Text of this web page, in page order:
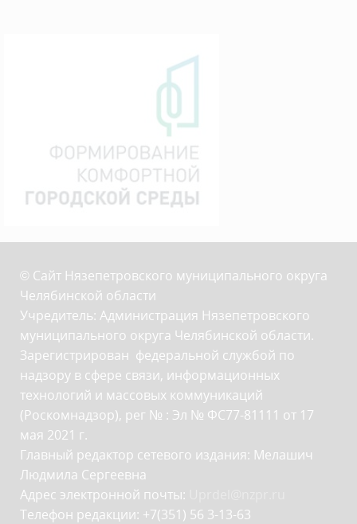
© Сайт Нязепетровского муниципального округа
Челябинской области
Учредитель: Администрация Нязепетровского
муниципального округа Челябинской области.
Зарегистрирован федеральной службой по
надзору в сфере связи, информационных
технологий и массовых коммуникаций
(Роскомнадзор), рег № : Эл № ФС77-81111 от 17
мая 2021 г.
Главный редактор сетевого издания: Мелашич
Людмила Сергеевна
Адрес электронной почты:
Телефон редакции: +7(351) 56 3-13-63